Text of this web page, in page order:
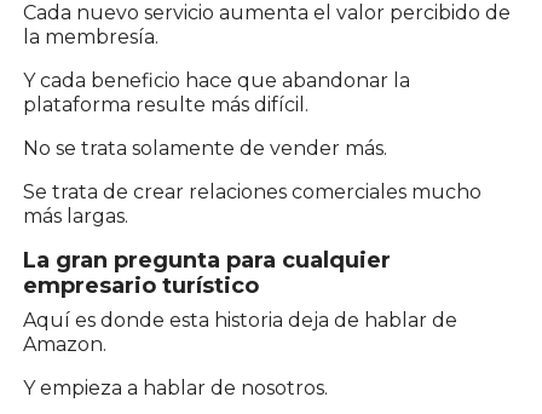
Cada nuevo servicio aumenta el valor percibido de
la membresía.
Y cada beneficio hace que abandonar la
plataforma resulte más difícil.
No se trata solamente de vender más.
Se trata de crear relaciones comerciales mucho
más largas.
La gran pregunta para cualquier
empresario turístico
Aquí es donde esta historia deja de hablar de
Amazon.
Y empieza a hablar de nosotros.